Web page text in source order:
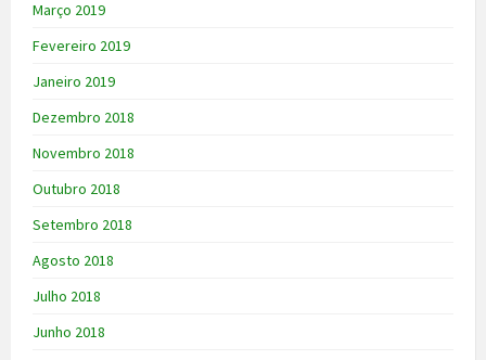
Março 2019
Fevereiro 2019
Janeiro 2019
Dezembro 2018
Novembro 2018
Outubro 2018
Setembro 2018
Agosto 2018
Julho 2018
Junho 2018